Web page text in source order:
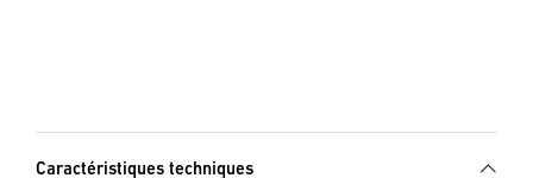
Caractéristiques techniques